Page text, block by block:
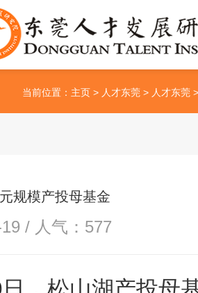
当前位置： 主页 > 人才东莞 > 人才东莞 >
规模产投母基金
/ 人气： 577